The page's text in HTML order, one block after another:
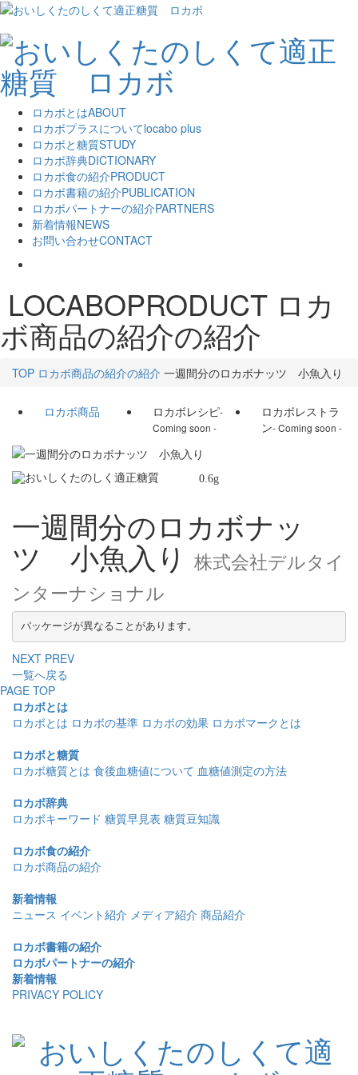
ロカボとはABOUT
ロカボプラスについてlocabo plus
ロカボと糖質STUDY
ロカボ辞典DICTIONARY
ロカボ食の紹介PRODUCT
ロカボ書籍の紹介PUBLICATION
ロカボパートナーの紹介PARTNERS
新着情報NEWS
お問い合わせCONTACT
LOCABOPRODUCT ロカ
ボ商品の紹介の紹介
TOP ロカボ商品の紹介の紹介 一週間分のロカボナッツ 小魚入り
ロカボ商品 ロカボレシピ-
Coming soon -
ロカボレストラ
ン- Coming soon -
0.6g
一週間分のロカボナッ
ツ 小魚入り 株式会社デルタイ
ンターナショナル
パッケージが異なることがあります。
NEXT PREV
一覧へ戻る
PAGE TOP
ロカボとは
ロカボとは ロカボの基準 ロカボの効果 ロカボマークとは
ロカボと糖質
ロカボ糖質とは 食後血糖値について 血糖値測定の方法
ロカボ辞典
ロカボキーワード 糖質早見表 糖質豆知識
ロカボ食の紹介
ロカボ商品の紹介
新着情報
ニュース イベント紹介 メディア紹介 商品紹介
ロカボ書籍の紹介
ロカボパートナーの紹介
新着情報
PRIVACY POLICY